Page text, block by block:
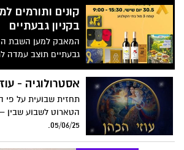
אחרי שבועות:
הרכבת הקלה
העבודות להקמת הקו
הקלה ברמת גן נמשכות